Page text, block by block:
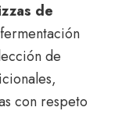
de
de
con respeto